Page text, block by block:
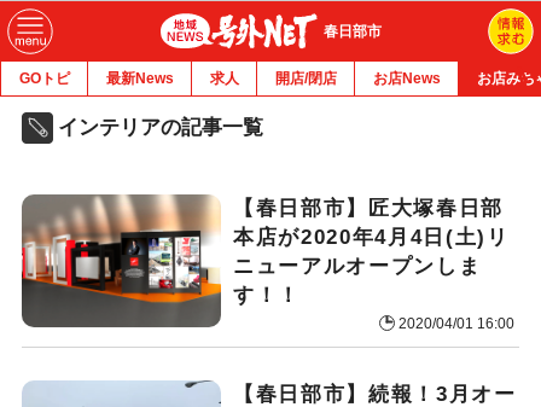
春日部市
GOトピ 最新News 求人 開店/閉店 お店News お店みち
インテリアの記事一覧
【春日部市】匠大塚春日部
本店が2020年4月4日(土)リ
ニューアルオープンしま
す！！
2020/04/01 16:00
【春日部市】続報！3月オー